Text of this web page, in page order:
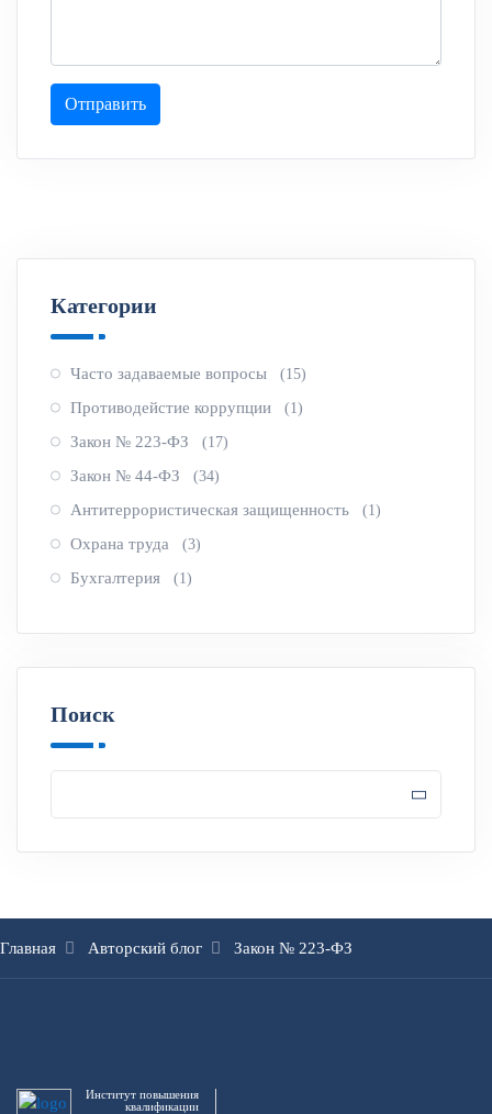
Отправить
Категории
Часто задаваемые вопросы (15)
Противодейстие коррупции (1)
Закон № 223-ФЗ (17)
Закон № 44-ФЗ (34)
Антитеррористическая защищенность (1)
Охрана труда (3)
Бухгалтерия (1)
Поиск
Главная Авторский блог Закон № 223-ФЗ
Институт повышения
квалификации